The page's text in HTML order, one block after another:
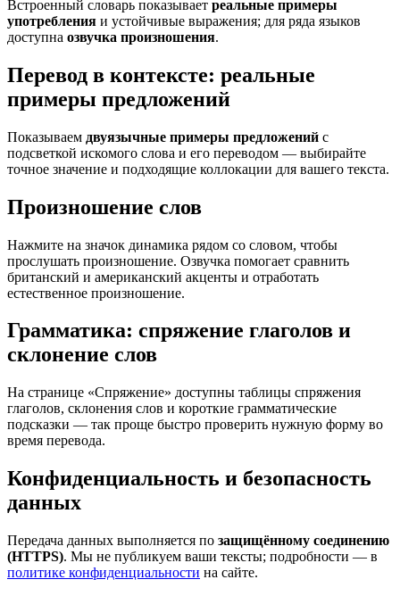
Встроенный словарь показывает реальные примеры
употребления и устойчивые выражения; для ряда языков
доступна озвучка произношения.
Перевод в контексте: реальные
примеры предложений
Показываем двуязычные примеры предложений с
подсветкой искомого слова и его переводом — выбирайте
точное значение и подходящие коллокации для вашего текста.
Произношение слов
Нажмите на значок динамика рядом со словом, чтобы
прослушать произношение. Озвучка помогает сравнить
британский и американский акценты и отработать
естественное произношение.
Грамматика: спряжение глаголов и
склонение слов
На странице «Спряжение» доступны таблицы спряжения
глаголов, склонения слов и короткие грамматические
подсказки — так проще быстро проверить нужную форму во
время перевода.
Конфиденциальность и безопасность
данных
Передача данных выполняется по защищённому соединению
(HTTPS). Мы не публикуем ваши тексты; подробности — в
политике конфиденциальности на сайте.